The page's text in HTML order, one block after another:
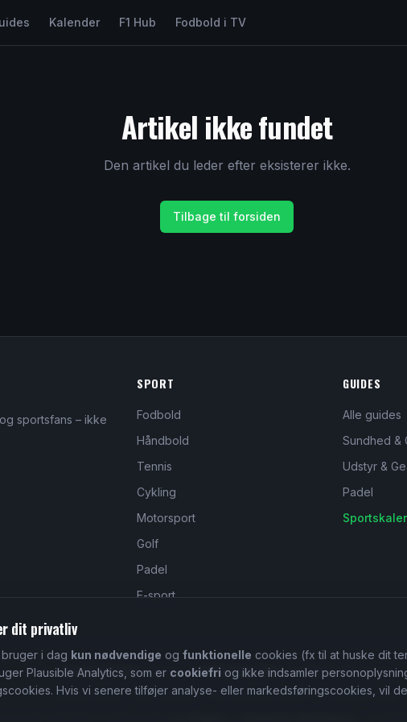
Kalender F1 Hub Fodbold i TV
Artikel ikke fundet
Den artikel du leder efter eksisterer ikke.
Tilbage til forsiden
sportsfans – ikke
SPORT
Fodbold
Håndbold
Tennis
Cykling
Motorsport
Golf
Padel
E-sport
GUIDES
Alle guides
Sundhed &
Udstyr &
Padel
Sportportalenudgives af Affilyflow ApS· info@affilyflow.com
Affilyflow ApS · CVR 46325389 · Hovedvagtsstræde 2 C, 3000 Helsingør
dit privatliv
i dag kun nødvendige og funktionelle cookies (fx til at huske dit
Plausible Analytics, som er cookiefri og ikke indsamler
Hvis vi senere tilføjer analyse- eller markedsføringscookies, vil